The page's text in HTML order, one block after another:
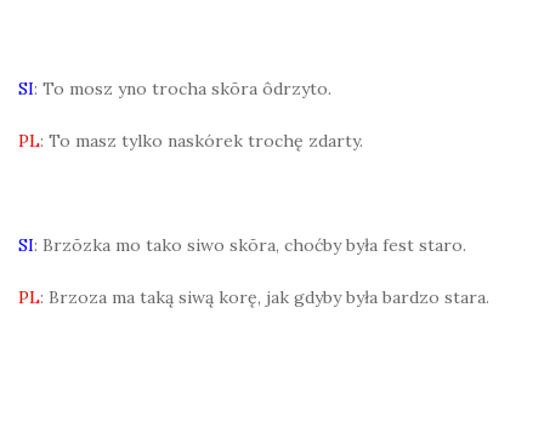
SI: To mosz yno trocha skōra ôdrzyto.
PL: To masz tylko naskórek trochę zdarty.
SI: Brzōzka mo tako siwo skōra, choćby była fest staro.
PL: Brzoza ma taką siwą korę, jak gdyby była bardzo stara.